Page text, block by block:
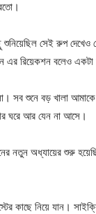
সেই রুপ দেখেও
এর রিয়েকশন বলেও
সব শুনে বড় খালা
ঘরে আর যেন না আসে।
নতুন অধ্যায়ের শুরু
কাছে নিয়ে যান।